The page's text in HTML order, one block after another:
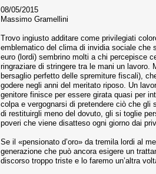
08/05/2015
Massimo Gramellini
Trovo ingiusto additare come privilegiati
emblematico del clima di invidia sociale che
euro (lordi) sembrino molti a chi percepisce
ringraziare di stringere tra le mani un lavoro.
bersaglio perfetto delle spremiture fiscali),
godere negli anni del meritato riposo. Un
genitore finisce per essere girata quasi per
colpa e vergognarsi di pretendere ciò che
di restituirgli meno del dovuto, gli si toglie
poveri che viene disatteso ogni giorno dai
Se il «pensionato d’oro» da tremila lordi al
generazione che può ancora esigere un
discorso troppo triste e lo faremo un’altra